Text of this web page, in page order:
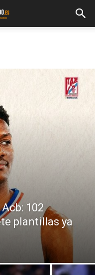
102
plantillas ya